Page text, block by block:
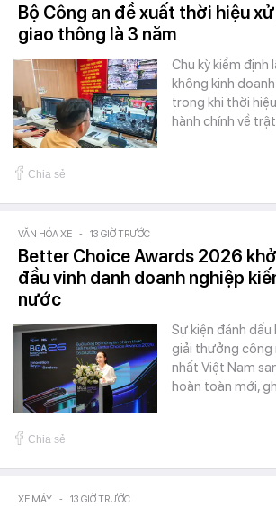
Bộ Công an đề xuất thời hiệu
giao thông là 3 năm
Chu kỳ kiểm định
không kinh
trong khi thời
hành chính về
Chia sẻ
VĂN HÓA XE - 13 GIỜ TRƯỚC
Better Choice Awards 2026
đầu vinh danh doanh nghiệp
nước
Sự kiện đánh
giải thưởng công
nhất Việt Nam
hoàn toàn mới,
Chia sẻ
XE MÁY - 13 GIỜ TRƯỚC